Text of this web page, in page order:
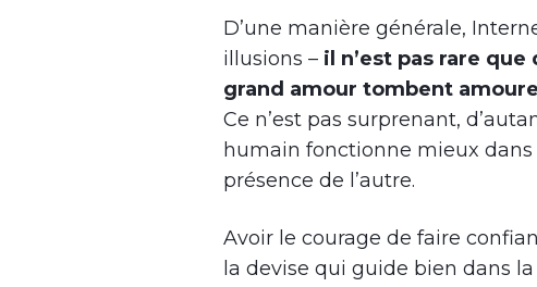
D’une manière générale,
illusions – il n’est pas rare
grand amour tombent
Ce n’est pas surprenant,
humain fonctionne mieux
présence de l’autre.
Avoir le courage de faire
la devise qui guide bien dans